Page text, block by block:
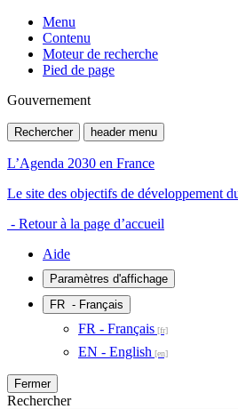
Menu
Contenu
Moteur de recherche
Pied de page
Gouvernement
Rechercher header menu
L’Agenda 2030 en France
Le site des objectifs de développement
- Retour à la page d’accueil
Aide
Paramètres d'affichage
FR - Français
FR - Français
EN - English
Fermer
Rechercher